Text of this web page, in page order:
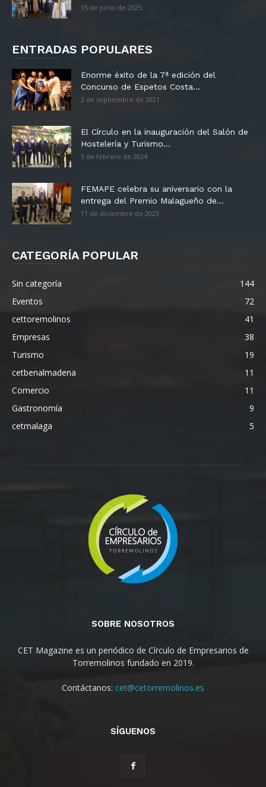
15 de junio de 2025
ENTRADAS POPULARES
Enorme éxito de la 7ª edición del
Concurso de Espetos Costa...
2 de septiembre de 2021
El Círculo en la inauguración del Salón de
Hostelería y Turismo...
5 de febrero de 2024
FEMAPE celebra su aniversario con la
entrega del Premio Malagueño de...
11 de diciembre de 2023
CATEGORÍA POPULAR
Sin categoría
144
Eventos
72
cettoremolinos
41
Empresas
38
Turismo
19
cetbenalmadena
11
Comercio
11
Gastronomía
9
cetmalaga
5
SOBRE NOSOTROS
CET Magazine es un periódico de Círculo de Empresarios de
Torremolinos fundado en 2019.
Contáctanos: cet@cetorremolinos.es
SÍGUENOS